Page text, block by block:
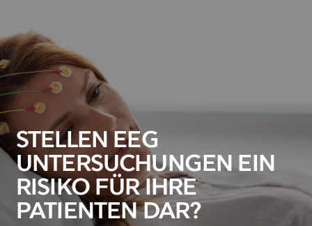
STELLEN EEG
UNTERSUCHUNGEN EIN
RISIKO FÜR IHRE
PATIENTEN DAR?